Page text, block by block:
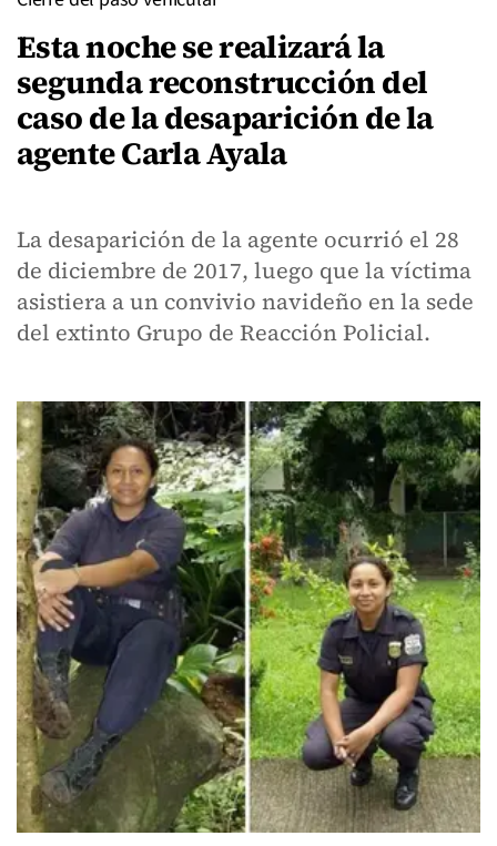
Esta noche se realizará la
segunda reconstrucción del
caso de la desaparición de la
agente Carla Ayala
La desaparición de la agente ocurrió el 28
de diciembre de 2017, luego que la víctima
asistiera a un convivio navideño en la sede
del extinto Grupo de Reacción Policial.